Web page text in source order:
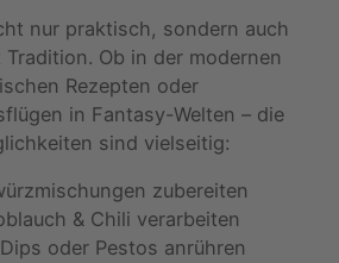
nur praktisch, sondern auch
Tradition. Ob in der modernen
Rezepten oder
in Fantasy-Welten – die
sind vielseitig:
zubereiten
& Chili verarbeiten
oder Pestos anrühren